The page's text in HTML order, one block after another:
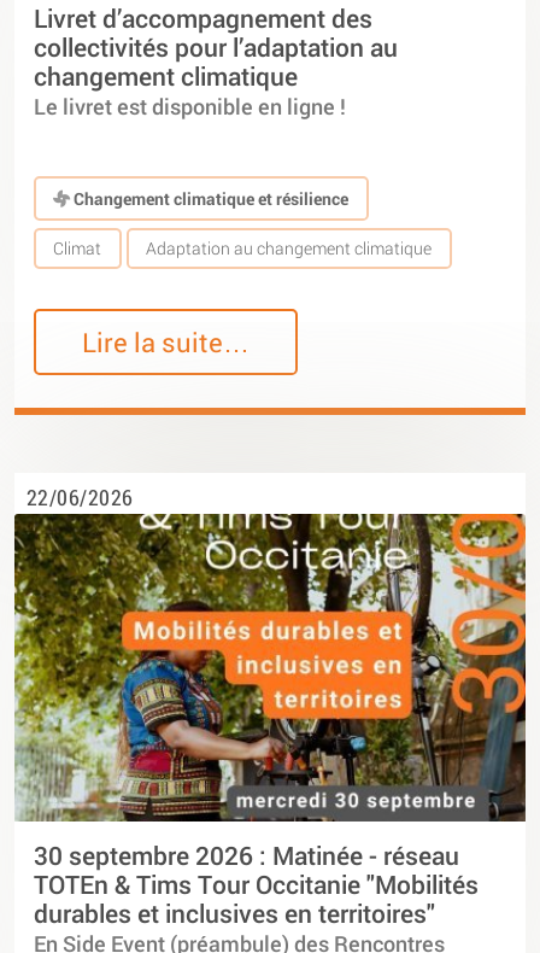
Livret d’accompagnement des
collectivités pour l’adaptation au
changement climatique
Le livret est disponible en ligne !
Changement climatique et résilience
Climat Adaptation au changement climatique
Lire la suite…
22/06/2026
30 septembre 2026 : Matinée - réseau
TOTEn & Tims Tour Occitanie "Mobilités
durables et inclusives en territoires"
En Side Event (préambule) des Rencontres